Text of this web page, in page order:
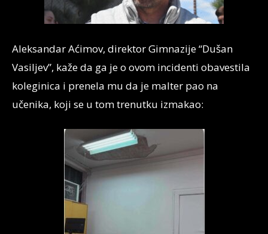
Aleksandar Aćimov, direktor Gimnazije “Dušan
Vasiljev”, kaže da ga je o ovom incidenti obavestila
koleginica i prenela mu da je malter pao na
učenika, koji se u tom trenutku izmakao: